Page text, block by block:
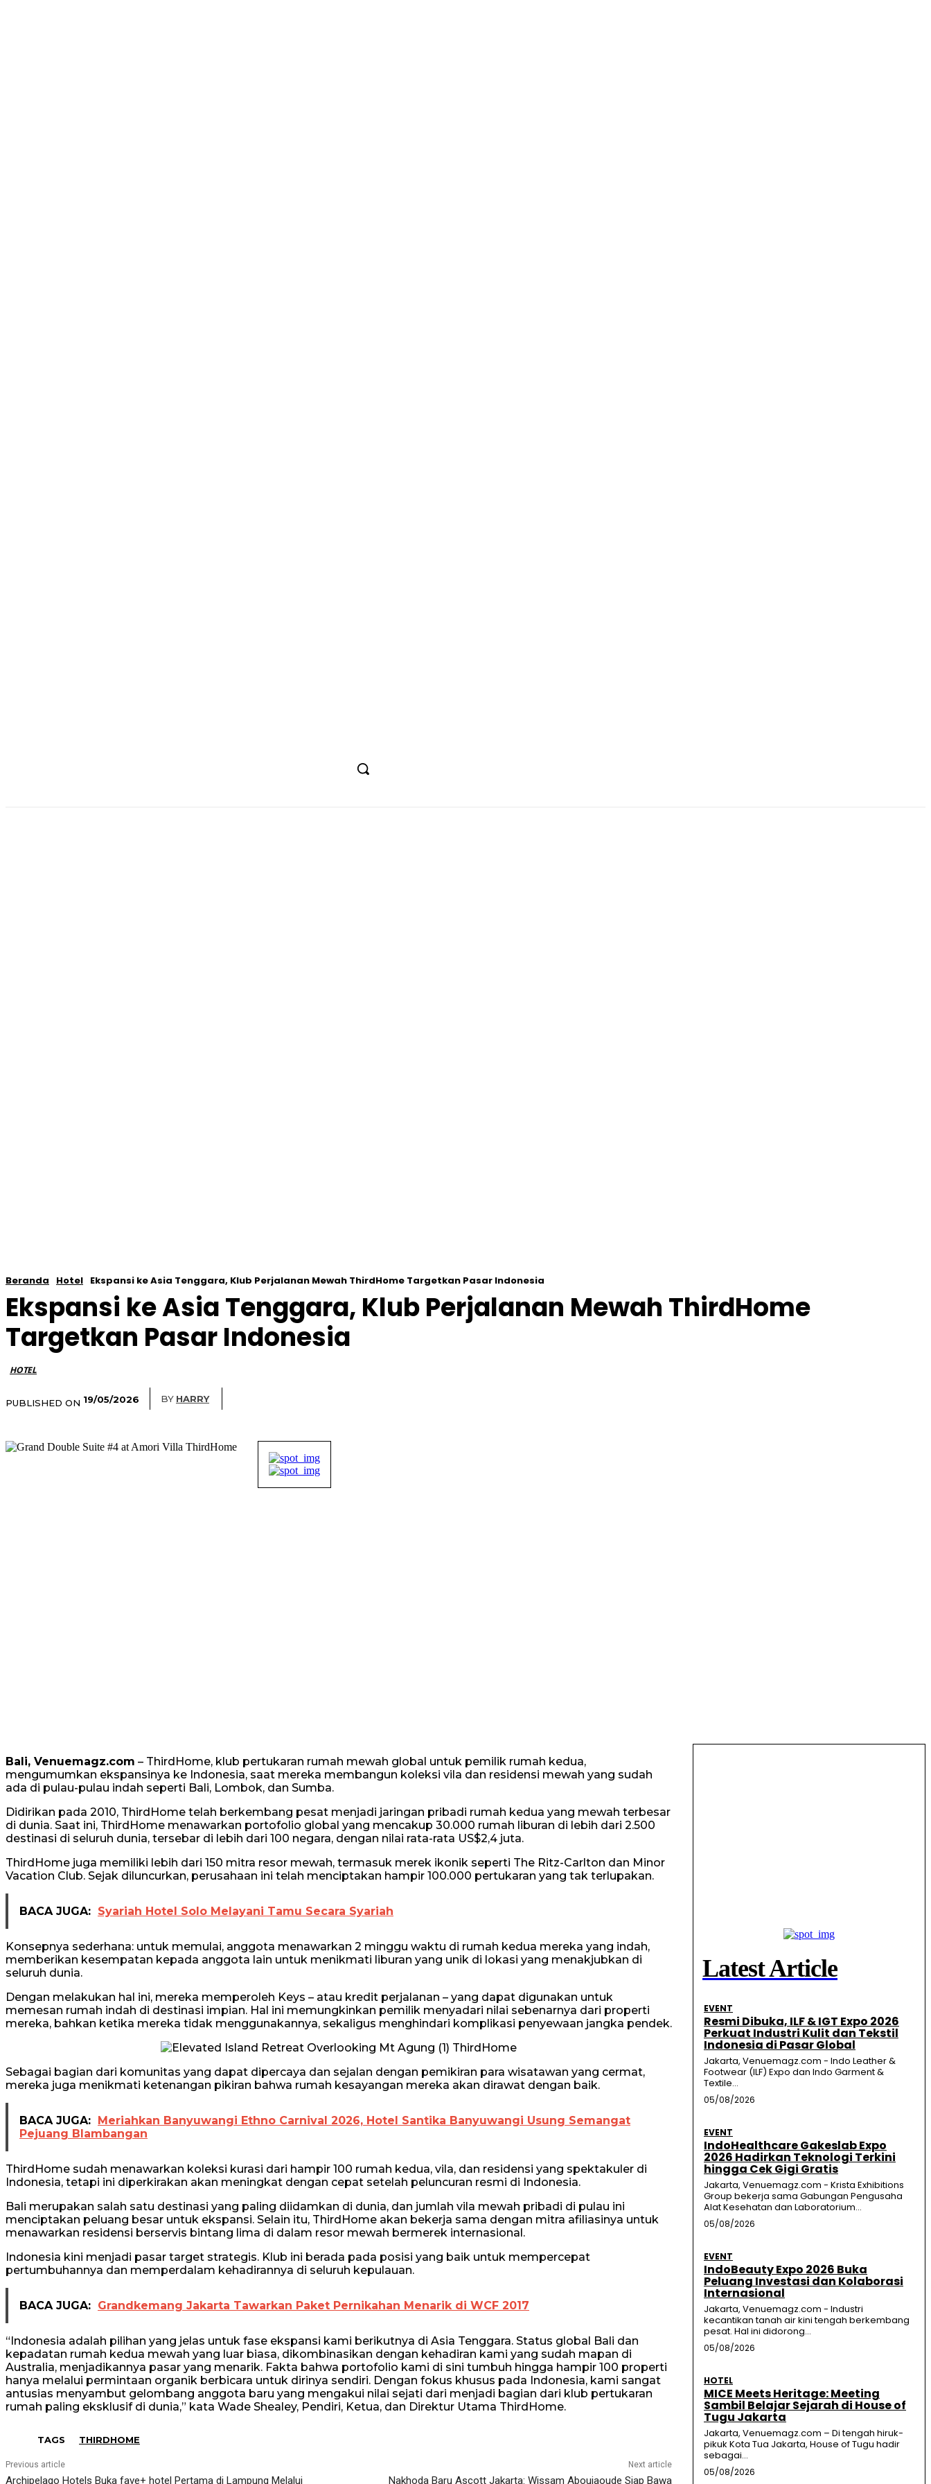
Beranda Hotel Ekspansi ke Asia Tenggara, Klub Perjalanan Mewah ThirdHome Targetkan Pasar Indonesia
Ekspansi ke Asia Tenggara, Klub Perjalanan Mewah ThirdHome
Targetkan Pasar Indonesia
HOTEL
PUBLISHED ON 19/05/2026 BY HARRY
Bali, Venuemagz.com – ThirdHome, klub pertukaran rumah mewah global untuk pemilik rumah kedua,
mengumumkan ekspansinya ke Indonesia, saat mereka membangun koleksi vila dan residensi mewah yang sudah
ada di pulau-pulau indah seperti Bali, Lombok, dan Sumba.
Didirikan pada 2010, ThirdHome telah berkembang pesat menjadi jaringan pribadi rumah kedua yang mewah terbesar
di dunia. Saat ini, ThirdHome menawarkan portofolio global yang mencakup 30.000 rumah liburan di lebih dari 2.500
destinasi di seluruh dunia, tersebar di lebih dari 100 negara, dengan nilai rata-rata US$2,4 juta.
ThirdHome juga memiliki lebih dari 150 mitra resor mewah, termasuk merek ikonik seperti The Ritz-Carlton dan Minor
Vacation Club. Sejak diluncurkan, perusahaan ini telah menciptakan hampir 100.000 pertukaran yang tak terlupakan.
BACA JUGA: Syariah Hotel Solo Melayani Tamu Secara Syariah
Konsepnya sederhana: untuk memulai, anggota menawarkan 2 minggu waktu di rumah kedua mereka yang indah,
memberikan kesempatan kepada anggota lain untuk menikmati liburan yang unik di lokasi yang menakjubkan di
seluruh dunia.
Dengan melakukan hal ini, mereka memperoleh Keys – atau kredit perjalanan – yang dapat digunakan untuk
memesan rumah indah di destinasi impian. Hal ini memungkinkan pemilik menyadari nilai sebenarnya dari properti
mereka, bahkan ketika mereka tidak menggunakannya, sekaligus menghindari komplikasi penyewaan jangka pendek.
Sebagai bagian dari komunitas yang dapat dipercaya dan sejalan dengan pemikiran para wisatawan yang cermat,
mereka juga menikmati ketenangan pikiran bahwa rumah kesayangan mereka akan dirawat dengan baik.
BACA JUGA:
Meriahkan Banyuwangi Ethno Carnival 2026, Hotel Santika Banyuwangi Usung Semangat
Pejuang Blambangan
ThirdHome sudah menawarkan koleksi kurasi dari hampir 100 rumah kedua, vila, dan residensi yang spektakuler di
Indonesia, tetapi ini diperkirakan akan meningkat dengan cepat setelah peluncuran resmi di Indonesia.
Bali merupakan salah satu destinasi yang paling diidamkan di dunia, dan jumlah vila mewah pribadi di pulau ini
menciptakan peluang besar untuk ekspansi. Selain itu, ThirdHome akan bekerja sama dengan mitra afiliasinya untuk
menawarkan residensi berservis bintang lima di dalam resor mewah bermerek internasional.
Indonesia kini menjadi pasar target strategis. Klub ini berada pada posisi yang baik untuk mempercepat
pertumbuhannya dan memperdalam kehadirannya di seluruh kepulauan.
BACA JUGA: Grandkemang Jakarta Tawarkan Paket Pernikahan Menarik di WCF 2017
“Indonesia adalah pilihan yang jelas untuk fase ekspansi kami berikutnya di Asia Tenggara. Status global Bali dan
kepadatan rumah kedua mewah yang luar biasa, dikombinasikan dengan kehadiran kami yang sudah mapan di
Australia, menjadikannya pasar yang menarik. Fakta bahwa portofolio kami di sini tumbuh hingga hampir 100 properti
hanya melalui permintaan organik berbicara untuk dirinya sendiri. Dengan fokus khusus pada Indonesia, kami sangat
antusias menyambut gelombang anggota baru yang mengakui nilai sejati dari menjadi bagian dari klub pertukaran
rumah paling eksklusif di dunia,” kata Wade Shealey, Pendiri, Ketua, dan Direktur Utama ThirdHome.
TAGS THIRDHOME
Previous article
Archipelago Hotels Buka fave+ hotel Pertama di Lampung Melalui
Next article
Nakhoda Baru Ascott Jakarta: Wissam Aboujaoude Siap Bawa
Latest Article
EVENT
Resmi Dibuka, ILF & IGT Expo 2026
Perkuat Industri Kulit dan Tekstil
Indonesia di Pasar Global
Jakarta, Venuemagz.com - Indo Leather &
Footwear (ILF) Expo dan Indo Garment &
Textile...
05/08/2026
EVENT
IndoHealthcare Gakeslab Expo
2026 Hadirkan Teknologi Terkini
hingga Cek Gigi Gratis
Jakarta, Venuemagz.com - Krista Exhibitions
Group bekerja sama Gabungan Pengusaha
Alat Kesehatan dan Laboratorium...
05/08/2026
EVENT
IndoBeauty Expo 2026 Buka
Peluang Investasi dan Kolaborasi
Internasional
Jakarta, Venuemagz.com - Industri
kecantikan tanah air kini tengah berkembang
pesat. Hal ini didorong...
05/08/2026
HOTEL
MICE Meets Heritage: Meeting
Sambil Belajar Sejarah di House of
Tugu Jakarta
Jakarta, Venuemagz.com – Di tengah hiruk-
pikuk Kota Tua Jakarta, House of Tugu hadir
sebagai...
05/08/2026